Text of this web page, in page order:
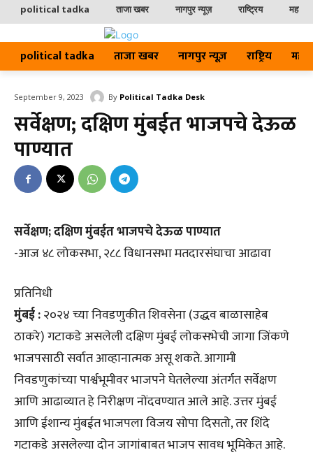
political tadka ताजा खबर नागपुर न्यूज़ राष्ट्रिय
political tadka ताजा खबर नागपुर न्यूज़ राष्ट्रिय
September 9, 2023 By Political Tadka Desk
सर्वेक्षण; दक्षिण मुंबईत भाजपचे देऊळ
पाण्यात
सर्वेक्षण; दक्षिण मुंबईत भाजपचे देऊळ पाण्यात
-आज ४८ लोकसभा, २८८ विधानसभा मतदारसंघाचा आढावा
प्रतिनिधी
मुंबई :२०२४ च्या निवडणुकीत शिवसेना (उद्धव बाळासाहेब
ठाकरे) गटाकडे असलेली दक्षिण मुंबई लोकसभेची जागा जिंकणे
भाजपसाठी सर्वात आव्हानात्मक असू शकते. आगामी
निवडणुकांच्या पार्श्वभूमीवर भाजपने घेतलेल्या अंतर्गत सर्वेक्षण
आणि आढाव्यात हे निरीक्षण नोंदवण्यात आले आहे. उत्तर मुंबई
आणि ईशान्य मुंबईत भाजपला विजय सोपा दिसतो, तर शिंदे
गटाकडे असलेल्या दोन जागांबाबत भाजप सावध भूमिकेत आहे.